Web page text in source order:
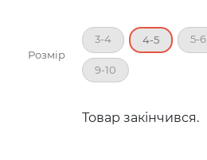
Розмір
3-4 4-5 5-6
9-10
Товар закінчився.